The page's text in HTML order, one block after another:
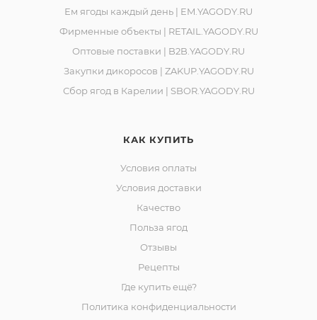
Ем ягоды каждый день | EM.YAGODY.RU
Фирменные объекты | RETAIL.YAGODY.RU
Оптовые поставки | B2B.YAGODY.RU
Закупки дикоросов | ZAKUP.YAGODY.RU
Сбор ягод в Карелии | SBOR.YAGODY.RU
КАК КУПИТЬ
Условия оплаты
Условия доставки
Качество
Польза ягод
Отзывы
Рецепты
Где купить ещё?
Политика конфиденциальности